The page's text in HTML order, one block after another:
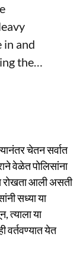
in and
the…
चेतन सर्वात
वेळेत पोलिसांना
रोखता आली असती
सध्या या
त्याला या
वर्तवण्यात येत